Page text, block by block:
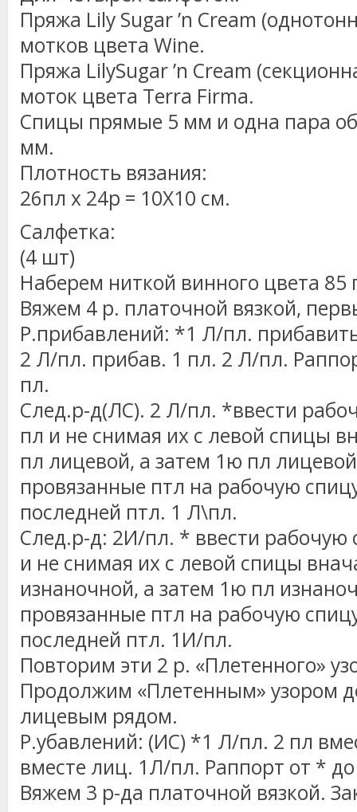
Пряжа Lily Sugar ’n Cream
мотков цвета Wine.
Пряжа LilySugar ’n Cream
моток цвета Terra Firma.
Спицы прямые 5 мм и одна пара
мм.
Плотность вязания:
26пл х 24р = 10Х10 см.
Салфетка:
(4 шт)
Наберем ниткой винного цвета 85
Вяжем 4 р. платочной вязкой,
Р.прибавлений: *1 Л/пл.
2 Л/пл. прибав. 1 пл. 2 Л/пл.
пл.
След.р-д(ЛС). 2 Л/пл. *ввести
пл и не снимая их с левой спицы
пл лицевой, а затем 1ю пл
провязанные птл на рабочую
последней птл. 1 Л\пл.
След.р-д: 2И/пл. * ввести рабочую
и не снимая их с левой спицы
изнаночной, а затем 1ю пл
провязанные птл на рабочую
последней птл. 1И/пл.
Повторим эти 2 р. «Плетенного»
Продолжим «Плетенным» узором
лицевым рядом.
Р.убавлений: (ИС) *1 Л/пл. 2 пл
вместе лиц. 1Л/пл. Раппорт от *
Вяжем 3 р-да платочной вязкой.